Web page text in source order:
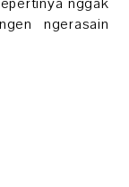
ngerasain